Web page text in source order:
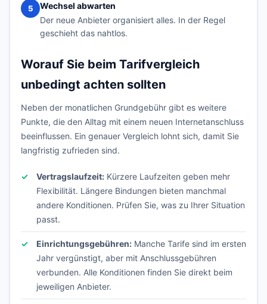
5
Wechsel abwarten
Der neue Anbieter organisiert alles. In der Regel
geschieht das nahtlos.
Worauf Sie beim Tarifvergleich
unbedingt achten sollten
Neben der monatlichen Grundgebühr gibt es weitere
Punkte, die den Alltag mit einem neuen Internetanschluss
beeinflussen. Ein genauer Vergleich lohnt sich, damit Sie
langfristig zufrieden sind.
Vertragslaufzeit: Kürzere Laufzeiten geben mehr
Flexibilität. Längere Bindungen bieten manchmal
andere Konditionen. Prüfen Sie, was zu Ihrer Situation
passt.
Einrichtungsgebühren: Manche Tarife sind im ersten
Jahr vergünstigt, aber mit Anschlussgebühren
verbunden. Alle Konditionen finden Sie direkt beim
jeweiligen Anbieter.